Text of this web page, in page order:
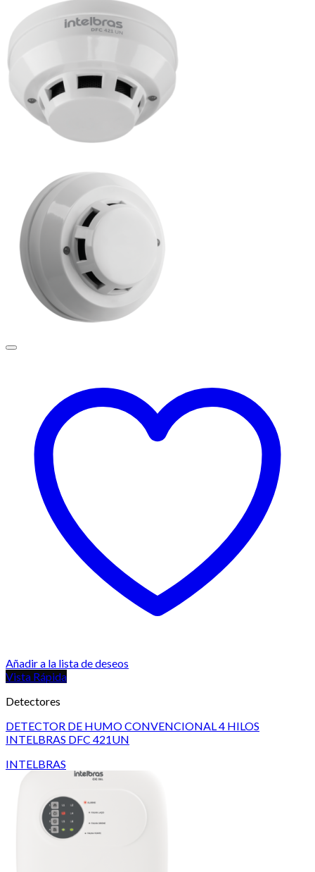
Añadir a la lista de deseos
Vista Rápida
Detectores
DETECTOR DE HUMO CONVENCIONAL 4 HILOS
INTELBRAS DFC 421UN
INTELBRAS